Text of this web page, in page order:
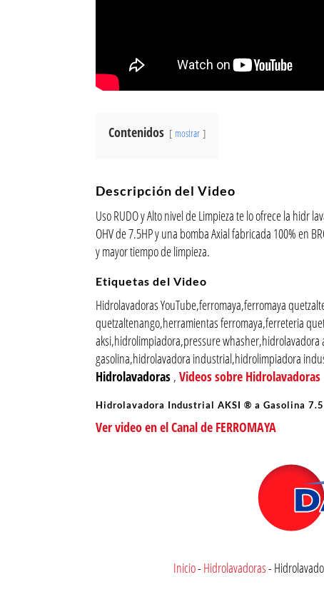
Contenidos mostrar
Descripción del Video
Uso RUDO y Alto nivel de Limpieza te lo ofrece la hidr
OHV de 7.5HP y una bomba Axial fabricada 100% en
y mayor tiempo de limpieza.
Etiquetas del Video
Hidrolavadoras YouTube,ferromaya,ferromaya
quetzaltenango,herramientas ferromaya,ferreteria
aksi,hidrolimpiadora,pressure
gasolina,hidrolavadora industrial,hidrolimpiadora
Hidrolavadoras , Videos sobre Hidrolavadoras
Hidrolavadora Industrial AKSI ® a Gasolina
Ver video en el Canal de FERROMAYA
Inicio- Hidrolavadoras-